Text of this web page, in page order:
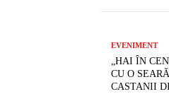
EVENIMENT
„HAI ÎN
CU O
CASTANII